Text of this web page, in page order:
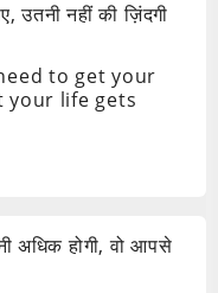
उतनी नहीं की ज़िंदगी
to get your
your life gets
अधिक होगी, वो आपसे